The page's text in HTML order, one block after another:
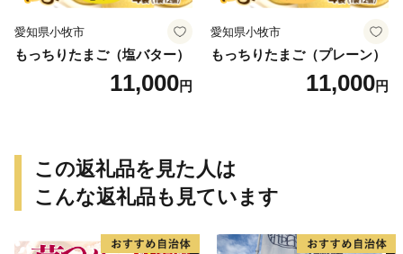
愛知県小牧市
もっちりたまご（塩バター）
11,000円
愛知県小牧市
もっちりたまご（プレーン）
11,000円
この返礼品を見た人は
こんな返礼品も見ています